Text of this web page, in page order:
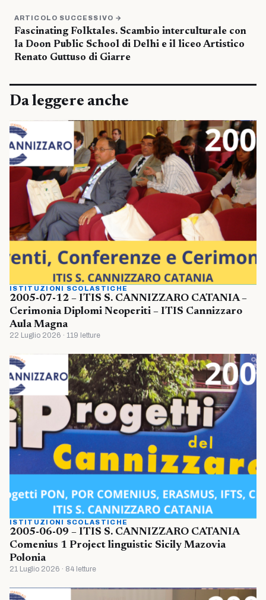
ARTICOLO SUCCESSIVO →
Fascinating Folktales. Scambio interculturale con
la Doon Public School di Delhi e il liceo Artistico
Renato Guttuso di Giarre
Da leggere anche
ISTITUZIONI SCOLASTICHE
2005-07-12 – ITIS S. CANNIZZARO CATANIA –
Cerimonia Diplomi Neoperiti – ITIS Cannizzaro
Aula Magna
22 Luglio 2026 · 119 letture
ISTITUZIONI SCOLASTICHE
2005-06-09 – ITIS S. CANNIZZARO CATANIA
Comenius 1 Project linguistic Sicily Mazovia
Polonia
21 Luglio 2026 · 84 letture